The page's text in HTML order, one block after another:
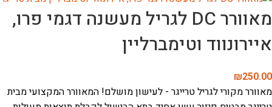
מאוורר DC לגריל מעשנה דגמי פרו,
איירונווד וטימברליין
₪250.00
מאוורר מקורי לגריל טרייגר - לעישון מושלם! המאוורר המקצועי מבית